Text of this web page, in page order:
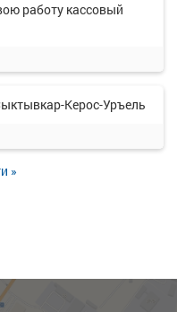
работу кассовый
Керос-Уръель
»